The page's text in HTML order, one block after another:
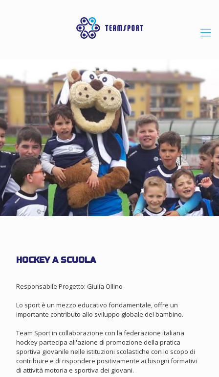
HOCKEY A SCUOLA
Responsabile Progetto: Giulia Ollino
Lo sport è un mezzo educativo fondamentale, offre un
importante contributo allo sviluppo globale del bambino.
Team Sport in collaborazione con la federazione italiana
hockey partecipa all'azione di promozione della pratica
sportiva giovanile nelle istituzioni scolastiche con lo scopo di
contribuire e di rispondere positivamente ai bisogni formativi
di attività motoria e sportiva dei giovani.